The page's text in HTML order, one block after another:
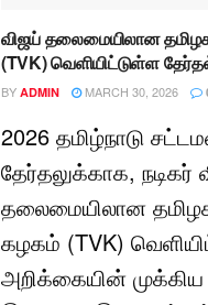
விஜய் தலைமையிலான
(TVK) வெளியிட்டுள்ள
BY ADMIN MARCH 30, 2026
2026 தமிழ்நாடு
தேர்தலுக்காக, நடிகர்
தலைமையிலான
கழகம் (TVK)
அறிக்கையின்